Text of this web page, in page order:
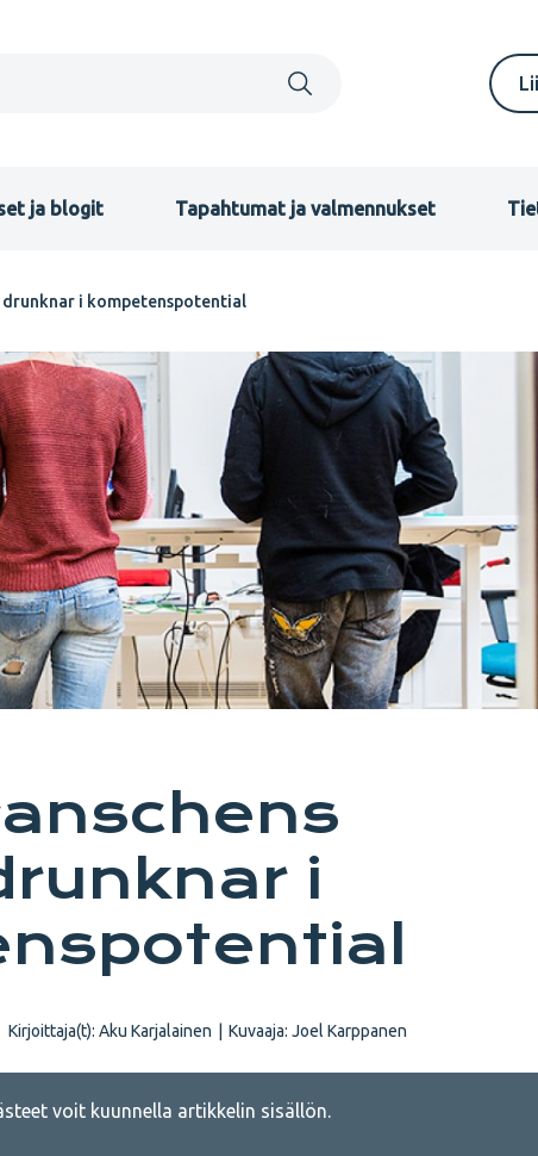
FI
ja blogit Tapahtumat ja valmennukset
i kompetenspotential
i
Kirjoittaja(t): Aku Karjalainen Kuvaaja: Joel Karppanen
voit kuunnella artikkelin sisällön.